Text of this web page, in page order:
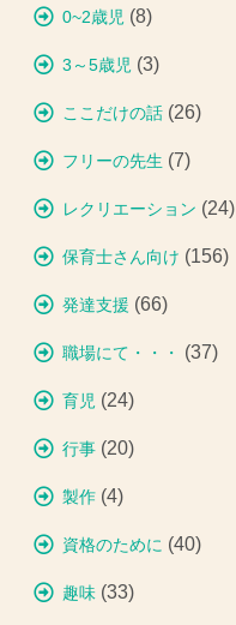
0~2歳児 (8)
3～5歳児 (3)
ここだけの話 (26)
フリーの先生 (7)
レクリエーション (24)
保育士さん向け (156)
発達支援 (66)
職場にて・・・ (37)
育児 (24)
行事 (20)
製作 (4)
資格のために (40)
趣味 (33)